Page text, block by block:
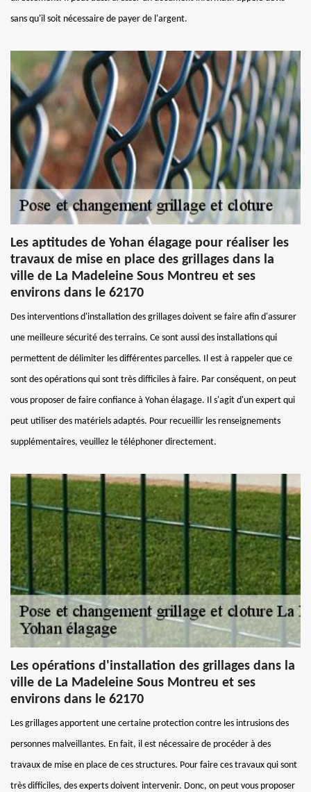
sans qu'il soit nécessaire de payer de l'argent.
Les aptitudes de Yohan élagage pour réaliser les
travaux de mise en place des grillages dans la
ville de La Madeleine Sous Montreu et ses
environs dans le 62170
Des interventions d'installation des grillages doivent se faire afin d'assurer
une meilleure sécurité des terrains. Ce sont aussi des installations qui
permettent de délimiter les différentes parcelles. Il est à rappeler que ce
sont des opérations qui sont très difficiles à faire. Par conséquent, on peut
vous proposer de faire confiance à Yohan élagage. Il s'agit d'un expert qui
peut utiliser des matériels adaptés. Pour recueillir les renseignements
supplémentaires, veuillez le téléphoner directement.
Les opérations d'installation des grillages dans la
ville de La Madeleine Sous Montreu et ses
environs dans le 62170
Les grillages apportent une certaine protection contre les intrusions des
personnes malveillantes. En fait, il est nécessaire de procéder à des
travaux de mise en place de ces structures. Pour faire ces travaux qui sont
très difficiles, des experts doivent intervenir. Donc, on peut vous proposer